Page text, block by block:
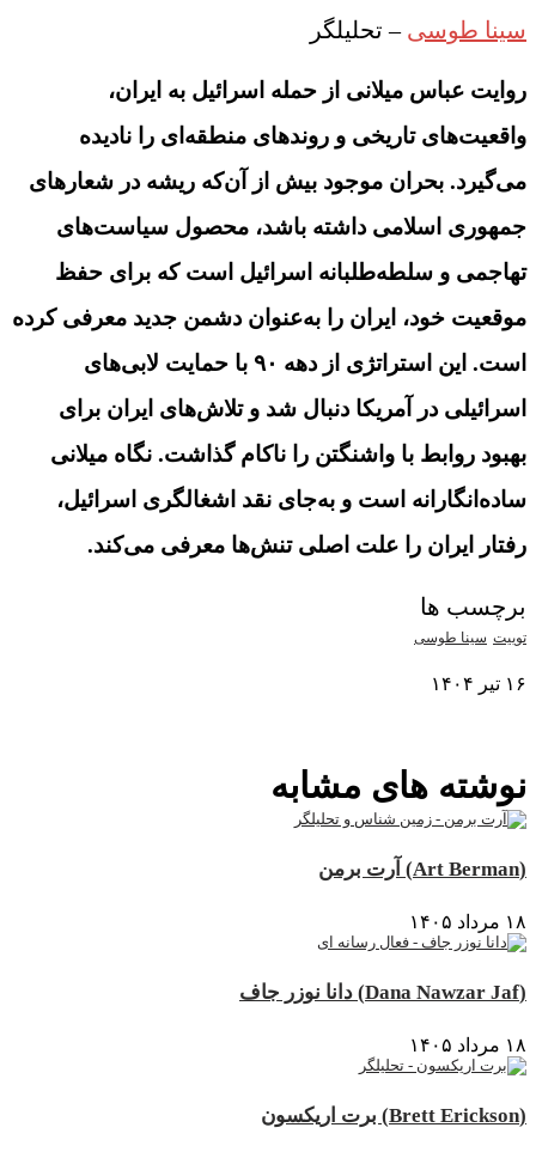
سینا طوسی – تحلیلگر
روایت عباس میلانی از حمله اسرائیل به ایران،
واقعیت‌های تاریخی و روندهای منطقه‌ای را نادیده
می‌گیرد. بحران موجود بیش از آن‌که ریشه در شعارهای
جمهوری اسلامی داشته باشد، محصول سیاست‌های
تهاجمی و سلطه‌طلبانه اسرائیل است که برای حفظ
موقعیت خود، ایران را به‌عنوان دشمن جدید معرفی کرده
است. این استراتژی از دهه ۹۰ با حمایت لابی‌های
اسرائیلی در آمریکا دنبال شد و تلاش‌های ایران برای
بهبود روابط با واشنگتن را ناکام گذاشت. نگاه میلانی
ساده‌انگارانه است و به‌جای نقد اشغالگری اسرائیل،
رفتار ایران را علت اصلی تنش‌ها معرفی می‌کند.
برچسب ها
توییت سینا طوسی
۱۶ تیر ۱۴۰۴
نوشته های مشابه
(Art Berman) آرت برمن
۱۸ مرداد ۱۴۰۵
(Dana Nawzar Jaf) دانا نوزر جاف
۱۸ مرداد ۱۴۰۵
(Brett Erickson) برت اریکسون